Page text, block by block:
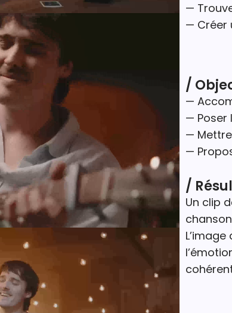
—
— Créer
/
—
— Poser
—
—
/
Un clip